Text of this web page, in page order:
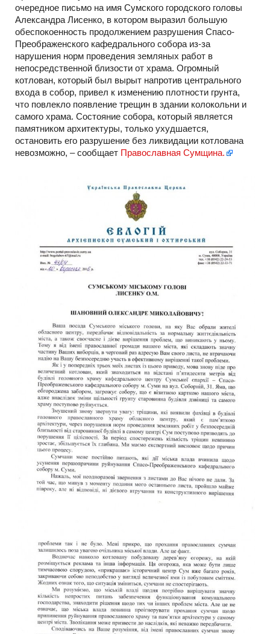
очередное письмо на имя Сумского городского головы
Александра Лисенко, в котором выразил большую
обеспокоенность продолжением разрушения Спасо-
Преображенского кафедрального собора из-за
нарушения норм проведения земляных работ в
непосредственной близости от храма. Огромный
котлован, который был вырыт напротив центрального
входа в собор, привел к изменению плотности грунта,
что повлекло появление трещин в здании колокольни и
самого храма. Состояние собора, который является
памятником архитектуры, только ухудшается,
остановить его разрушение без ликвидации котлована
невозможно, – сообщает Православная Сумщина.